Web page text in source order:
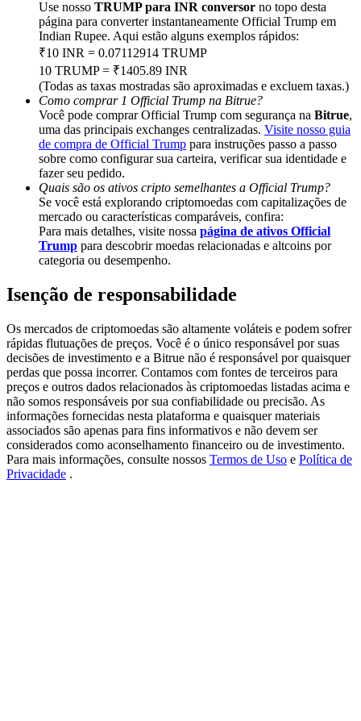
Deposit & Trade BTC to Share 25000 USDT prize pool!
Deposit CASHCAT & Win
Share 500000 CASHCAT prize pool
Exclusive for BitMart Users
Register & Trade to Win 500,000 USDT
Precious Metals Trading Carnival
Trade Gold & Silver · 33,333 USDT Bonus
USDT New User Exclusive 10% APR
USDT Flexible Staking | Daily Rewards
BTC New User Exclusive: 6.5% APR
Use nosso TRUMP para INR conversor no topo desta
página para converter instantaneamente Official Trump em
Indian Rupee. Aqui estão alguns exemplos rápidos:
₹10 INR = 0.07112914 TRUMP
10 TRUMP = ₹1405.89 INR
(Todas as taxas mostradas são aproximadas e excluem taxas.)
Como comprar 1 Official Trump na Bitrue?
Você pode comprar Official Trump com segurança na Bitrue,
uma das principais exchanges centralizadas. Visite nosso guia
de compra de Official Trump para instruções passo a passo
sobre como configurar sua carteira, verificar sua identidade e
fazer seu pedido.
Quais são os ativos cripto semelhantes a Official Trump?
Se você está explorando criptomoedas com capitalizações de
mercado ou características comparáveis, confira:
Para mais detalhes, visite nossa página de ativos Official
Trump para descobrir moedas relacionadas e altcoins por
categoria ou desempenho.
Isenção de responsabilidade
Os mercados de criptomoedas são altamente voláteis e podem sofrer
rápidas flutuações de preços. Você é o único responsável por suas
decisões de investimento e a Bitrue não é responsável por quaisquer
perdas que possa incorrer. Contamos com fontes de terceiros para
preços e outros dados relacionados às criptomoedas listadas acima e
não somos responsáveis por sua confiabilidade ou precisão. As
informações fornecidas nesta plataforma e quaisquer materiais
associados são apenas para fins informativos e não devem ser
considerados como aconselhamento financeiro ou de investimento.
Para mais informações, consulte nossos Termos de Uso e Política de
Privacidade .